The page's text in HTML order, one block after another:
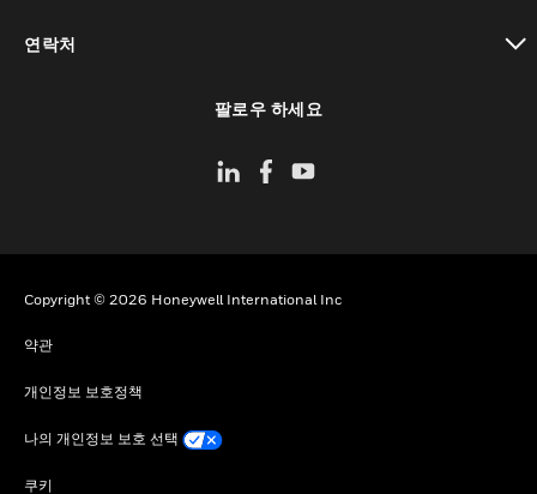
연락처
팔로우 하세요
Copyright © 2026 Honeywell International Inc
약관
개인정보 보호정책
나의 개인정보 보호 선택
쿠키